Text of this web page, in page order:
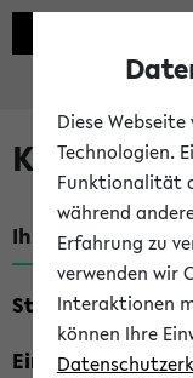
Ihre
Studienfach
Einrichtung
Diese
Technologien.
Funktionalität
während
Erfahrung zu
verwenden wir
Interaktionen
können Ihre